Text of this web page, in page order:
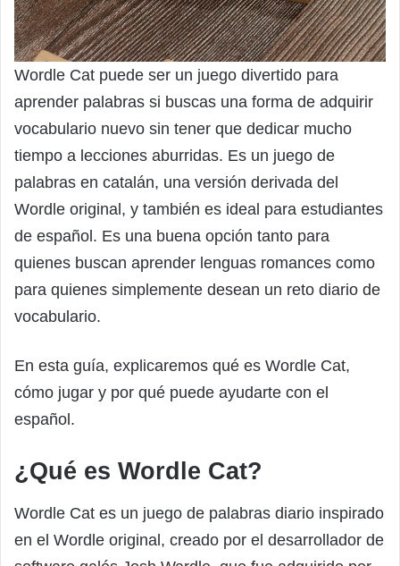
Wordle Cat puede ser un juego divertido para
aprender palabras si buscas una forma de adquirir
vocabulario nuevo sin tener que dedicar mucho
tiempo a lecciones aburridas. Es un juego de
palabras en catalán, una versión derivada del
Wordle original, y también es ideal para estudiantes
de español. Es una buena opción tanto para
quienes buscan aprender lenguas romances como
para quienes simplemente desean un reto diario de
vocabulario.
En esta guía, explicaremos qué es Wordle Cat,
cómo jugar y por qué puede ayudarte con el
español.
¿Qué es Wordle Cat?
Wordle Cat es un juego de palabras diario inspirado
en el Wordle original, creado por el desarrollador de